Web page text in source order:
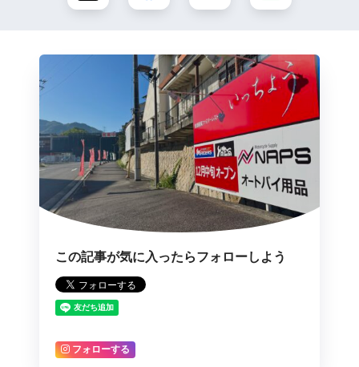
この記事が気に入ったらフォローしよう
フォローする